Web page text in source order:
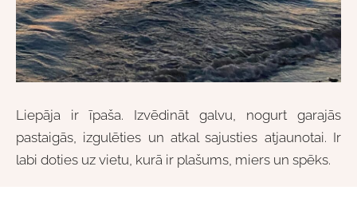
Liepāja ir īpaša. Izvēdināt galvu, nogurt garajās
pastaigās, izgulēties un atkal sajusties atjaunotai. Ir
labi doties uz vietu, kurā ir plašums, miers un spēks.